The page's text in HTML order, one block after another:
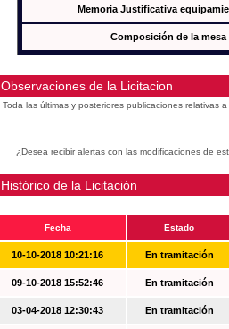
Memoria Justificativa
Composición de la
Observaciones de la Licitacion
Toda las últimas y posteriores publicaciones relativas
¿Desea recibir alertas con las modificaciones de
Histórico de la Licitación
Fecha Estado
10-10-2018 10:21:16 En tramitación
09-10-2018 15:52:46 En tramitación
03-04-2018 12:30:43 En tramitación